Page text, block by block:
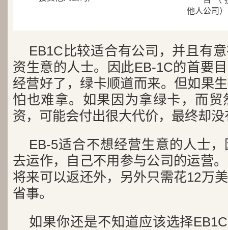
他人公司）
EB1C比较适合有公司，并且有
资生意的人士。因此EB-1C的首要
经营好了，绿卡顺道而来。但如果
怕也难拿。如果因为拿绿卡，而
资，可能会付出很大代价，最终却
EB-5适合不想经营生意的人士
去运作，自己不用参与公司的运营
将来可以返还外，另外只需花12万
省事。
如果你还是不知道应该选择